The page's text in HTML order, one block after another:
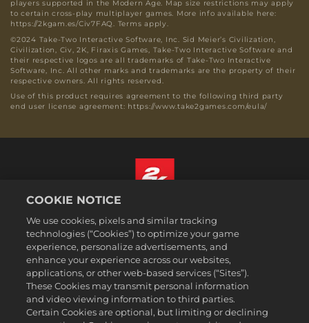
players supported in the Modern Age. Map size restrictions may apply
to certain cross-play multiplayer games. More info available here:
https://2kgam.es/Civ7FAQ. Terms apply.
©2024 Take-Two Interactive Software, Inc. Sid Meier’s Civilization,
Civilization, Civ, 2K, Firaxis Games, Take-Two Interactive Software and
their respective logos are all trademarks of Take-Two Interactive
Software, Inc. All other marks and trademarks are the property of their
respective owners. All rights reserved.
Use of this product requires agreement to the following third party
end user license agreement: https://www.take2games.com/eula/
กฎหมาย
นโยบายความเป็นส่วนตัว
นโยบายคุกกี้
ส่วนช่วยเหลือ
ห้ามขายหรือแบ่งปันข้อมูลส่วนบุคคลของฉัน
ไทย
COOKIE NOTICE
We use cookies, pixels and similar tracking
technologies (“Cookies”) to optimize your game
experience, personalize advertisements, and
enhance your experience across our websites,
applications, or other web-based services (“Sites”).
These Cookies may transmit personal information
and video viewing information to third parties.
Certain Cookies are optional, but limiting or declining